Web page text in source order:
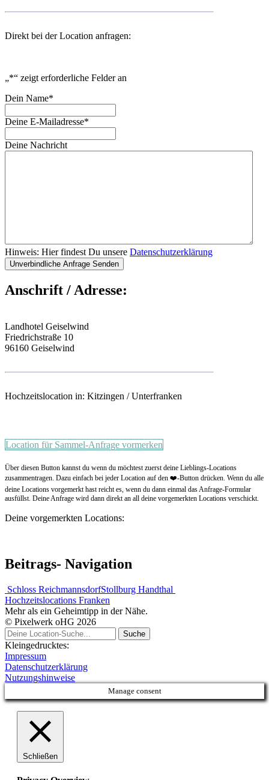
Direkt bei der Location anfragen:
„*“ zeigt erforderliche Felder an
Dein Name*
Deine E-Mailadresse*
Deine Nachricht
Hinweis: Hier findest Du unsere Datenschutzerklärung
Anschrift / Adresse:
Landhotel Geiselwind
Friedrichstraße 10
96160 Geiselwind
Hochzeitslocation in: Kitzingen / Unterfranken
Location für Sammel-Anfrage vormerken
Über diesen Button kannst du wenn du möchtest zuerst deine Lieblings-Locations
zusammentragen. Dazu einfach bei jeder Location auf den ❤️-Button drücken. Wenn du alle
deine Locations vorgemerkt hast reicht es, wenn du dann einmal das Anfrage-Formular
ausfüllst. Deine Anfrage wird dann direkt an all deine vorgemerkten Locations verschickt.
Deine vorgemerkten Locations:
Beitrags- Navigation
Schloss ReichmannsdorfStollburg Handthal
Hochzeitslocations Franken
Mehr als ein Geheimtipp in der Nähe.
© Pixelwerk oHG 2026
Kleingedrucktes:
Impressum
Datenschutzerklärung
Nutzungshinweise
Manage consent
Schließen